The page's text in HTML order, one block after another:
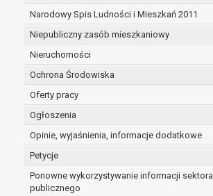
Narodowy Spis Ludności i Mieszkań 2011
Niepubliczny zasób mieszkaniowy
Nieruchomości
Ochrona Środowiska
Oferty pracy
Ogłoszenia
Opinie, wyjaśnienia, informacje dodatkowe
Petycje
Ponowne wykorzystywanie informacji sektora
publicznego